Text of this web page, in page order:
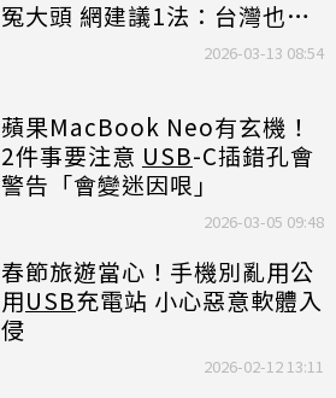
冤大頭 網建議1法：台灣也能
2026-03-13 08:54
蘋果MacBook Neo有玄機！
2件事要注意 USB-C插錯孔會
警告「會變迷因哏」
2026-03-05 09:48
春節旅遊當心！手機別亂用公
用USB充電站 小心惡意軟體入
侵
2026-02-12 13:11